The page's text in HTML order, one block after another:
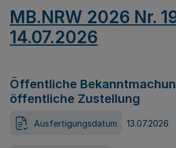
MB.NRW 2026 Nr.
14.07.2026
Öffentliche
öffentliche Zustellung
Ausfertigungsdatum 13.07.2026